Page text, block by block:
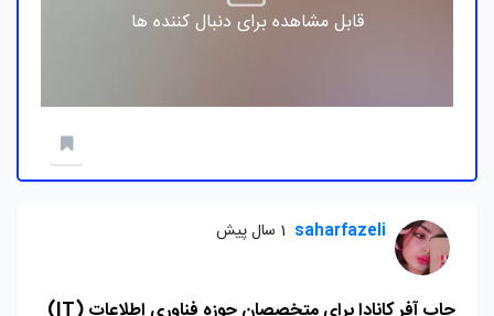
قابل مشاهده برای دنبال کننده ها
saharfazeli 1 سال پیش